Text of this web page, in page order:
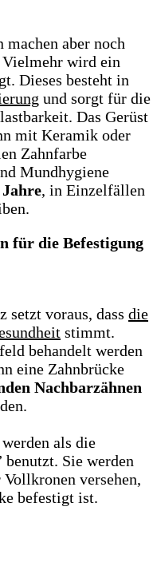
aber noch
Vielmehr wird ein
Dieses besteht in
und sorgt für die
Das Gerüst
mit Keramik oder
Zahnfarbe
Mundhygiene
, in Einzelfällen
für die Befestigung
setzt voraus, dass die
stimmt.
behandelt werden
eine Zahnbrücke
Nachbarzähnen
als die
Sie werden
versehen,
befestigt ist.